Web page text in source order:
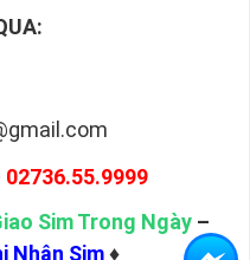
02736.55.9999
Sim Trong Ngày –
Nhận Sim♦